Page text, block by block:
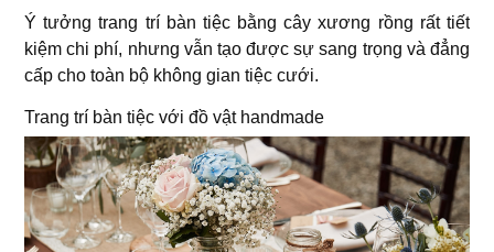
Ý tưởng trang trí bàn tiệc bằng cây xương rồng rất tiết
kiệm chi phí, nhưng vẫn tạo được sự sang trọng và đẳng
cấp cho toàn bộ không gian tiệc cưới.
Trang trí bàn tiệc với đồ vật handmade